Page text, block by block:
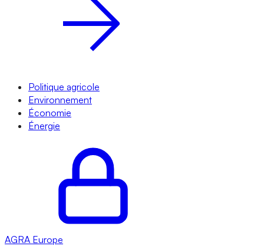
Politique agricole
Environnement
Économie
Énergie
AGRA Europe